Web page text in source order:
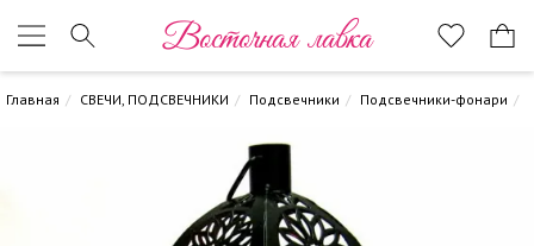
Восточная лавка
Главная СВЕЧИ, ПОДСВЕЧНИКИ Подсвечники Подсвечники-фонари